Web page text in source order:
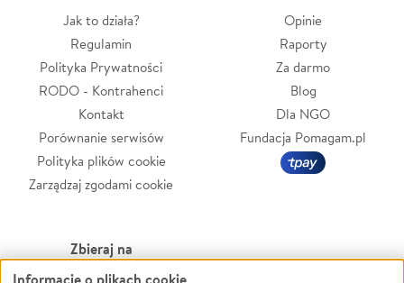
Jak to działa?
Regulamin
Polityka Prywatności
RODO - Kontrahenci
Kontakt
Porównanie serwisów
Polityka plików cookie
Zarządzaj zgodami cookie
Opinie
Raporty
Za darmo
Blog
Dla NGO
Fundacja Pomagam.pl
Zbieraj na